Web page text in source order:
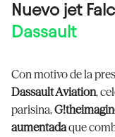
Nuevo jet
Dassault
Con motivo de la
Dassault Aviation,
parisina,
aumentadaque